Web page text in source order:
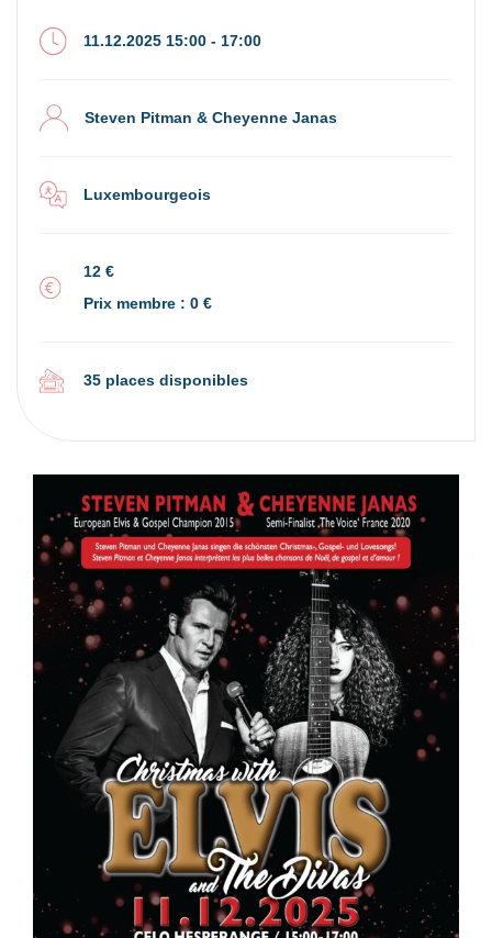
11.12.2025 15:00 - 17:00
Steven Pitman & Cheyenne Janas
Luxembourgeois
12 €
Prix membre : 0 €
35 places disponibles